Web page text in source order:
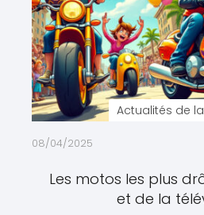
Actualités de
08/04/2025
Les motos les plus
et de la